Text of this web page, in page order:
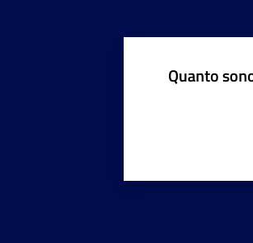
Quanto